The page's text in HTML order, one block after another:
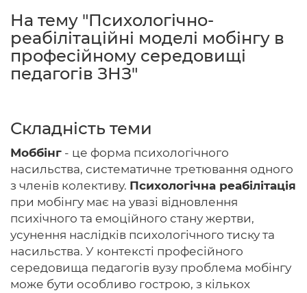
На тему "Психологічно-
реабілітаційні моделі мобінгу в
професійному середовищі
педагогів ЗНЗ"
Складність теми
Моббінг - це форма психологічного
насильства, систематичне третювання одного
з членів колективу. Психологічна реабілітація
при мобінгу має на увазі відновлення
психічного та емоційного стану жертви,
усунення наслідків психологічного тиску та
насильства. У контексті професійного
середовища педагогів вузу проблема мобінгу
може бути особливо гострою, з кількох
Контакти
Головна
Авторам
Умови
Вхiд